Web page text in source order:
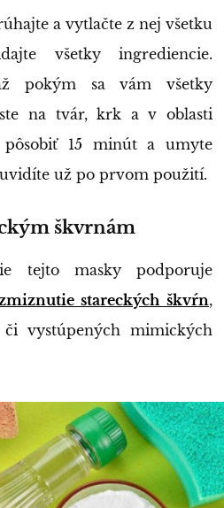
a vytlačte z nej všetku
všetky ingrediencie.
pokým sa vám všetky
na tvár, krk a v oblasti
15 minút a umyte
už po prvom použití.
škvrnám
tejto masky podporuje
zmiznutie stareckých škvŕn,
vystúpených mimických